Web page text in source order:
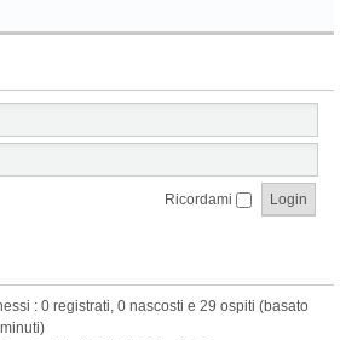
Ricordami
: 0 registrati, 0 nascosti e 29 ospiti (basato